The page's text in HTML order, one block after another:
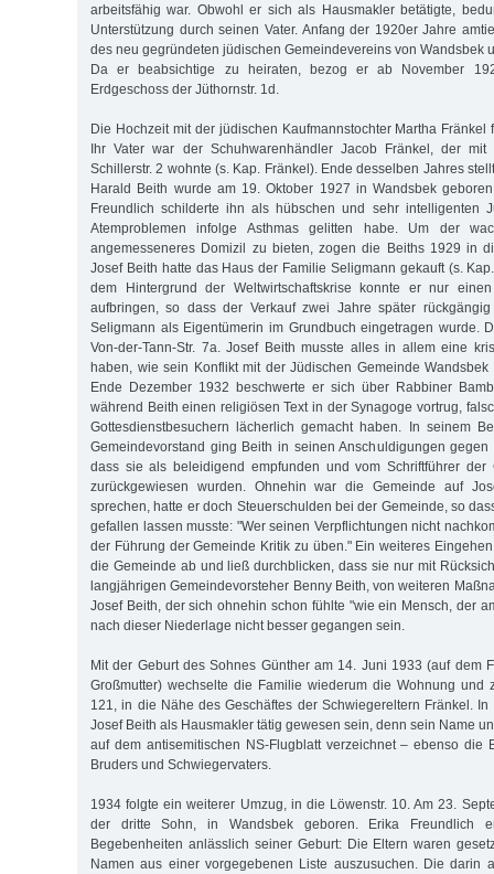
arbeitsfähig war. Obwohl er sich als Hausmakler betätigte,
Unterstützung durch seinen Vater. Anfang der 1920er Jahre
des neu gegründeten jüdischen Gemeindevereins von Wandsbek
Da er beabsichtige zu heiraten, bezog er ab November
Erdgeschoss der Jüthornstr. 1d.
Die Hochzeit mit der jüdischen Kaufmannstochter Martha Fränkel
Ihr Vater war der Schuhwarenhändler Jacob Fränkel, der
Schillerstr. 2 wohnte (s. Kap. Fränkel). Ende desselben Jahres
Harald Beith wurde am 19. Oktober 1927 in Wandsbek
Freundlich schilderte ihn als hübschen und sehr intelligenten
Atemproblemen infolge Asthmas gelitten habe. Um der
angemesseneres Domizil zu bieten, zogen die Beiths 1929 in
Josef Beith hatte das Haus der Familie Seligmann gekauft (s.
dem Hintergrund der Weltwirtschaftskrise konnte er nur
aufbringen, so dass der Verkauf zwei Jahre später
Seligmann als Eigentümerin im Grundbuch eingetragen wurde.
Von-der-Tann-Str. 7a. Josef Beith musste alles in allem eine
haben, wie sein Konflikt mit der Jüdischen Gemeinde
Ende Dezember 1932 beschwerte er sich über Rabbiner
während Beith einen religiösen Text in der Synagoge vortrug,
Gottesdienstbesuchern lächerlich gemacht haben. In seinem
Gemeindevorstand ging Beith in seinen Anschuldigungen
dass sie als beleidigend empfunden und vom Schriftführer der
zurückgewiesen wurden. Ohnehin war die Gemeinde auf
sprechen, hatte er doch Steuerschulden bei der Gemeinde, so
gefallen lassen musste: "Wer seinen Verpflichtungen nicht
der Führung der Gemeinde Kritik zu üben." Ein weiteres
die Gemeinde ab und ließ durchblicken, dass sie nur mit
langjährigen Gemeindevorsteher Benny Beith, von weiteren
Josef Beith, der sich ohnehin schon fühlte "wie ein Mensch, der
nach dieser Niederlage nicht besser gegangen sein.
Mit der Geburt des Sohnes Günther am 14. Juni 1933 (auf dem
Großmutter) wechselte die Familie wiederum die Wohnung und
121, in die Nähe des Geschäftes der Schwiegereltern Fränkel.
Josef Beith als Hausmakler tätig gewesen sein, denn sein Name
auf dem antisemitischen NS-Flugblatt verzeichnet – ebenso die
Bruders und Schwiegervaters.
1934 folgte ein weiterer Umzug, in die Löwenstr. 10. Am 23.
der dritte Sohn, in Wandsbek geboren. Erika Freundlich
Begebenheiten anlässlich seiner Geburt: Die Eltern waren
Namen aus einer vorgegebenen Liste auszusuchen. Die darin